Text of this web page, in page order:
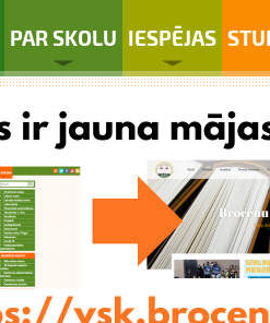
PAR SKOLU IESPĒJAS